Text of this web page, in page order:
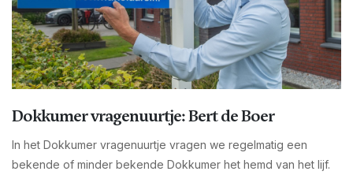
Dokkumer vragenuurtje: Bert de Boer
In het Dokkumer vragenuurtje vragen we regelmatig een
bekende of minder bekende Dokkumer het hemd van het lijf.